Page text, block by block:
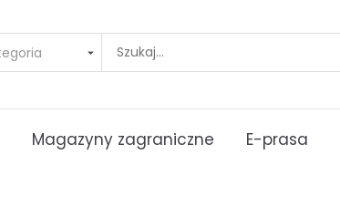
Magazyny zagraniczne E-prasa